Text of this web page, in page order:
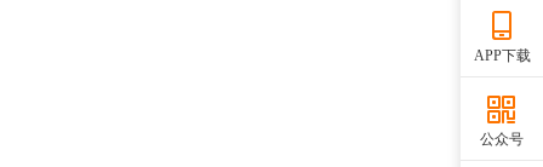
APP下载
公众号